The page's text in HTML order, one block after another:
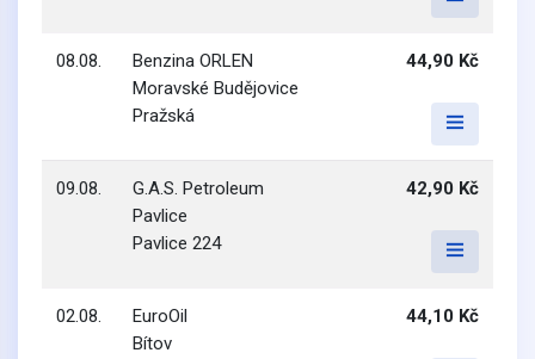
08.08.
Benzina ORLEN
Moravské Budějovice
Pražská
44,90 Kč
09.08.
G.A.S. Petroleum
Pavlice
Pavlice 224
42,90 Kč
02.08.
EuroOil
Bítov
44,10 Kč